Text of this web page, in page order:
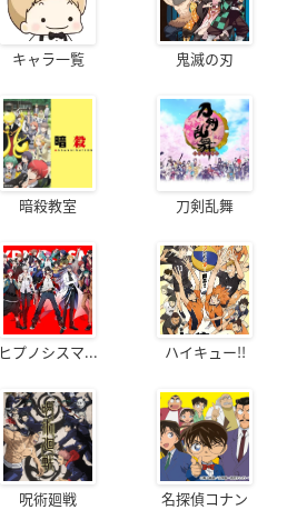
キャラ一覧 鬼滅の刃
暗殺教室 刀剣乱舞
ヒプノシスマ... ハイキュー!!
呪術廻戦 名探偵コナン